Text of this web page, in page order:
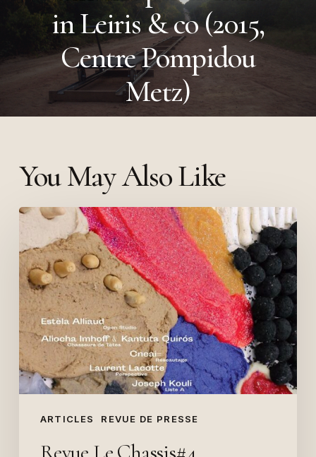
in Leiris & co (2015,
Centre Pompidou
Metz)
You May Also Like
ARTICLES REVUE DE PRESSE
Revue
Le
Chassis#4,
Chasseurs
de
têtes,
2018